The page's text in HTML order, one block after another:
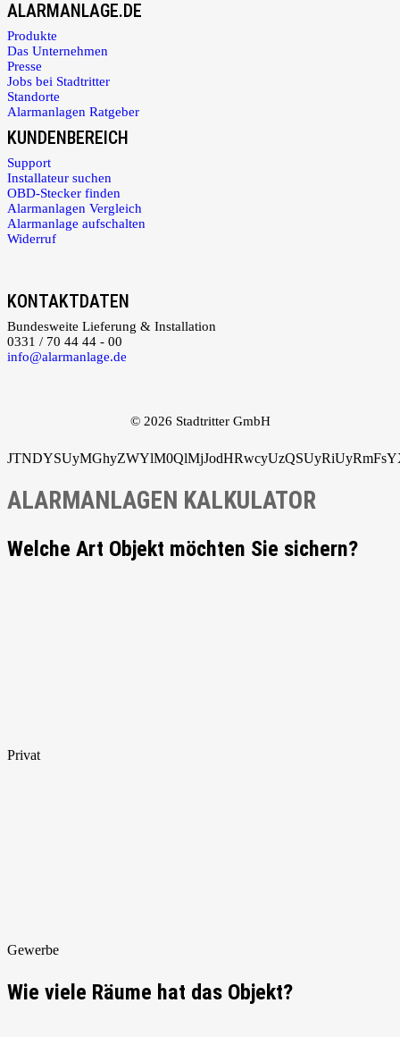
ALARMANLAGE.DE
Produkte
Das Unternehmen
Presse
Jobs bei Stadtritter
Standorte
Alarmanlagen Ratgeber
KUNDENBEREICH
Support
Installateur suchen
OBD-Stecker finden
Alarmanlagen Vergleich
Alarmanlage aufschalten
Widerruf
KONTAKTDATEN
Bundesweite Lieferung & Installation
0331 / 70 44 44 - 00
info@alarmanlage.de
© 2026 Stadtritter GmbH
ALARMANLAGEN KALKULATOR
Welche Art Objekt möchten Sie sichern?
Privat
Gewerbe
Wie viele Räume hat das Objekt?